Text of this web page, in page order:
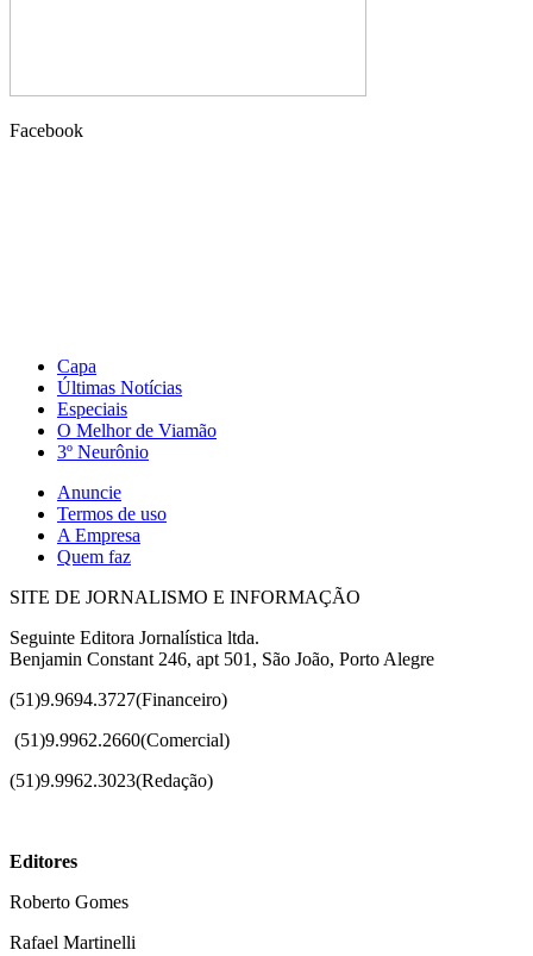
Facebook
Capa
Últimas Notícias
Especiais
O Melhor de Viamão
3º Neurônio
Anuncie
Termos de uso
A Empresa
Quem faz
SITE DE JORNALISMO E INFORMAÇÃO
Seguinte Editora Jornalística ltda.
Benjamin Constant 246, apt 501, São João, Porto Alegre
(51)9.9694.3727(Financeiro)
(51)9.9962.2660(Comercial)
(51)9.9962.3023(Redação)
Editores
Roberto Gomes
Rafael Martinelli